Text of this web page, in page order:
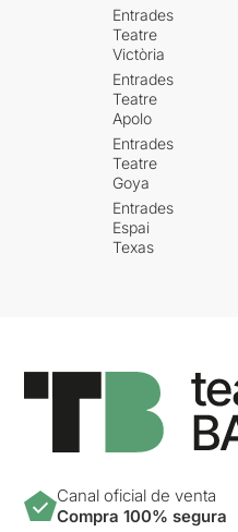
Entrades
Teatre
Victòria
Entrades
Teatre
Apolo
Entrades
Teatre
Goya
Entrades
Espai
Texas
Canal oficial de venta
Compra 100% segura